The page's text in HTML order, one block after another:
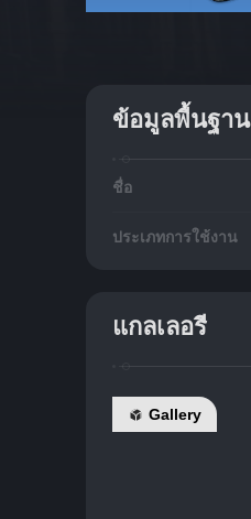
ข้อมูลพื้นฐาน
ชื่อ
ประเภทการใช้งาน
แกลเลอรี
Gallery